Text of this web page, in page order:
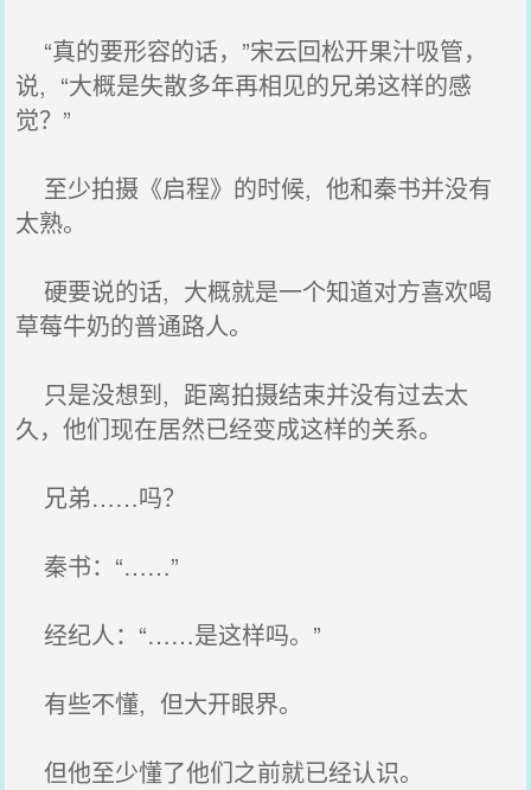
“真的要形容的话，”宋云回松开果汁吸管，
说, “大概是失散多年再相见的兄弟这样的感
觉？”
至少拍摄《启程》的时候, 他和秦书并没有
太熟。
硬要说的话, 大概就是一个知道对方喜欢喝
草莓牛奶的普通路人。
只是没想到, 距离拍摄结束并没有过去太
久，他们现在居然已经变成这样的关系。
兄弟……吗？
秦书：“……”
经纪人：“……是这样吗。”
有些不懂, 但大开眼界。
但他至少懂了他们之前就已经认识。